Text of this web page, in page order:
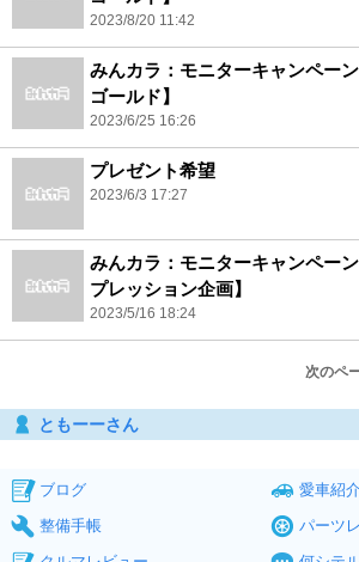
2023/8/20 11:42
みんカラ：モニターキャンペー
ゴールド】
2023/6/25 16:26
プレゼント希望
2023/6/3 17:27
みんカラ：モニターキャンペー
プレッション企画】
2023/5/16 18:24
次のペ
ともーーさん
ブログ
愛車紹
整備手帳
パーツ